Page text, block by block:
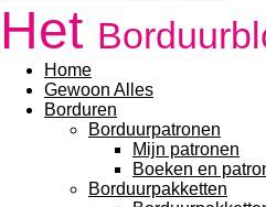
Het
Home
Gewoon Alles
Borduren
Borduurpatronen
Mijn patronen
Boeken en
Borduurpakketten